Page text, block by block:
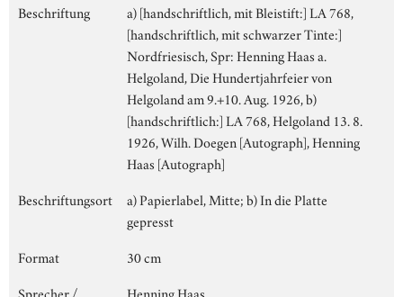
Beschriftung
a) [handschriftlich, mit Bleistift:] LA 768,
[handschriftlich, mit schwarzer Tinte:]
Nordfriesisch, Spr: Henning Haas a.
Helgoland, Die Hundertjahrfeier von
Helgoland am 9.+10. Aug. 1926, b)
[handschriftlich:] LA 768, Helgoland 13. 8.
1926, Wilh. Doegen [Autograph], Henning
Haas [Autograph]
Beschriftungsort
a) Papierlabel, Mitte; b) In die Platte
gepresst
Format
30 cm
Sprecher /
Henning Haas